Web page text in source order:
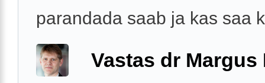
parandada saab ja kas saa
Vastas dr Margus